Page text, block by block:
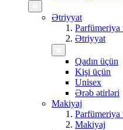
Ətriyyat
Ətriyyat
Qadın üçün
Kişi üçün
Unisex
Ərəb ətirləri
Makiyaj
Makiyaj